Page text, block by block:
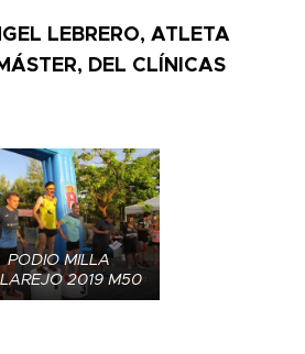
LEBRERO, ATLETA
DEL CLÍNICAS
PODIO MILLA
2019 M50